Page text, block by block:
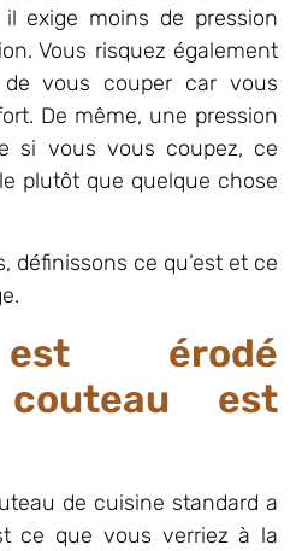
exige moins de pression
Vous risquez également
vous couper car vous
De même, une pression
si vous vous coupez, ce
plutôt que quelque chose
définissons ce qu’est et ce
est érodé
couteau est
de cuisine standard a
ce que vous verriez à la